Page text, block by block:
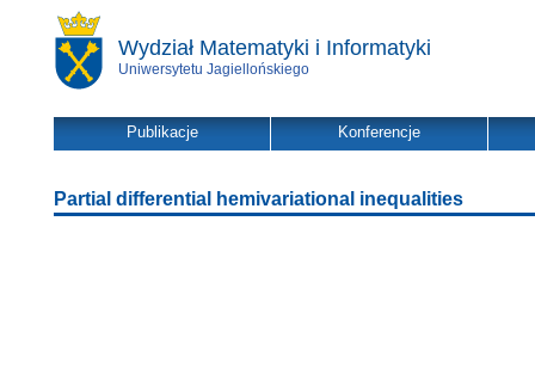
Wydział Matematyki i Informatyki
Uniwersytetu Jagiellońskiego
Publikacje Konferencje
Partial differential hemivariational inequalities